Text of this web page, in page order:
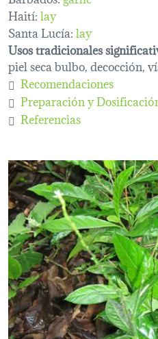
Haití:lay
Santa Lucía:lay
Usos tradicionales
piel seca bulbo, decocción,
Recomendaciones
Preparación y
Referencias